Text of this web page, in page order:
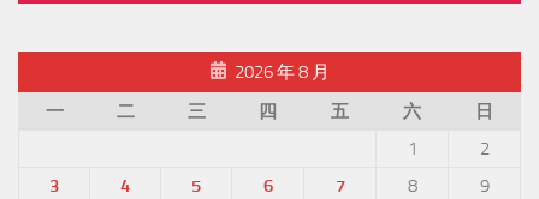
2026 年 8 月
一
二 三 四 五 六
日
1
2
3
4 5 6 7 8
9